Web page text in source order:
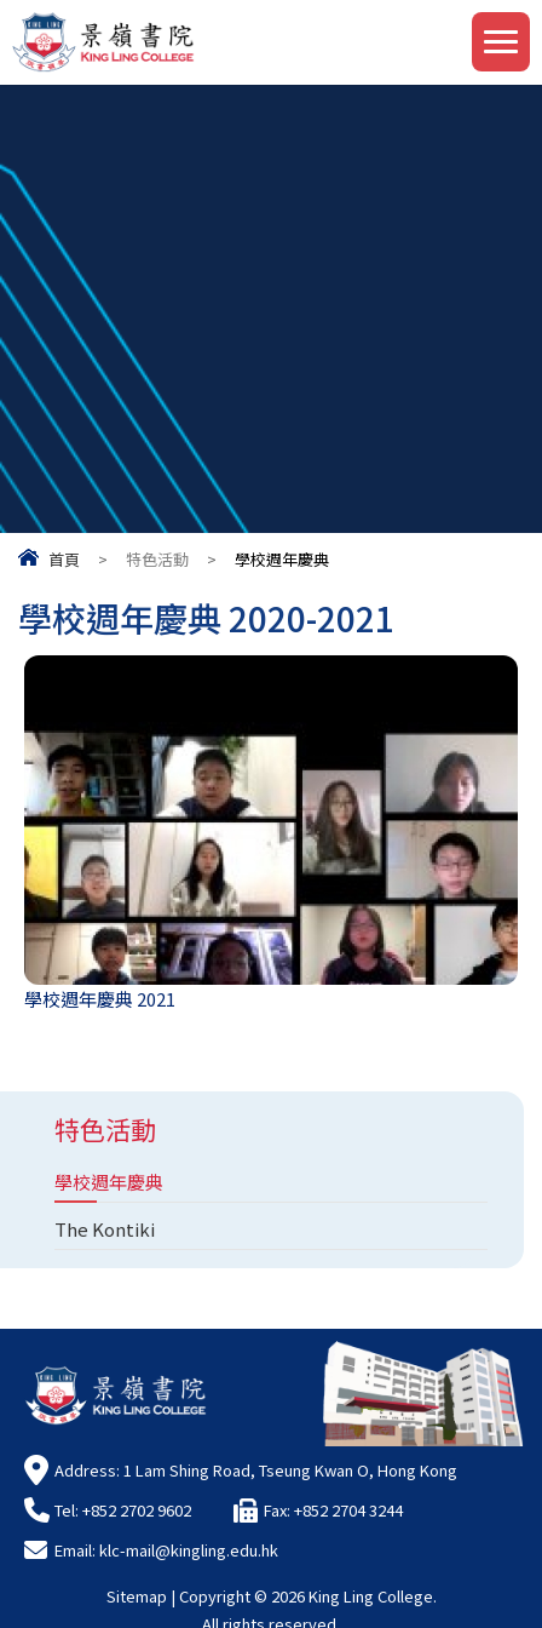
首頁 > 特色活動 > 學校週年慶典
學校週年慶典 2020-2021
學校週年慶典 2021
特色活動
學校週年慶典
The Kontiki
Address: 1 Lam Shing Road, Tseung Kwan O, Hong Kong
Tel: +852 2702 9602
Fax: +852 2704 3244
Email: klc-mail@kingling.edu.hk
Sitemap | Copyright © 2026 King Ling College.